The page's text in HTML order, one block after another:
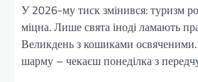
У 2026-му тиск змінився: туризм
міцна. Лише свята іноді ламають
Великдень з кошиками
шарму – чекаєш понеділка з